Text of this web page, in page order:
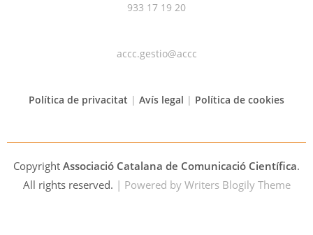
933 17 19 20
accc.gestio@accc
Política de privacitat | Avís legal | Política de cookies
Copyright Associació Catalana de Comunicació Científica.
All rights reserved. | Powered by Writers Blogily Theme